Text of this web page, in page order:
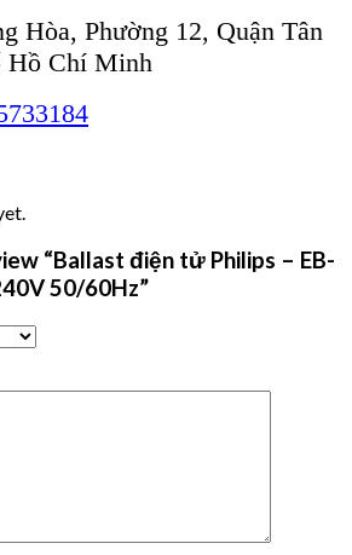
Hòa, Phường 12, Quận Tân
Hồ Chí Minh
“Ballast điện tử Philips – EB-
50/60Hz”